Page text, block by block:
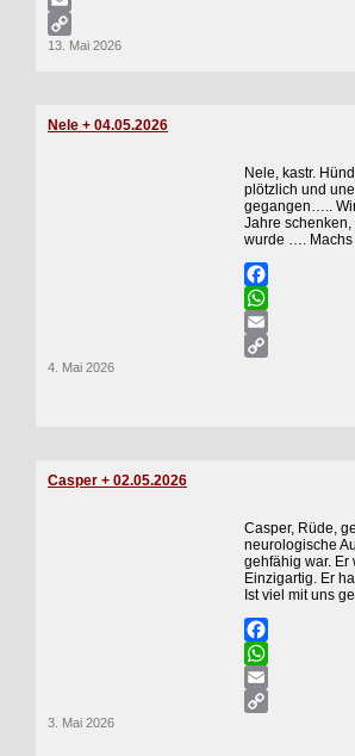
Email
Copy
13. Mai 2026
Nele + 04.05.2026
Nele, kastr.
plötzlich und
gegangen…..
Jahre
wurde ….
Facebook
WhatsApp
Email
Copy
4. Mai 2026
Casper + 02.05.2026
Casper, Rüde,
neurologische
gehfähig war.
Einzigartig. Er
Ist viel mit uns
Facebook
WhatsApp
Email
Copy
3. Mai 2026